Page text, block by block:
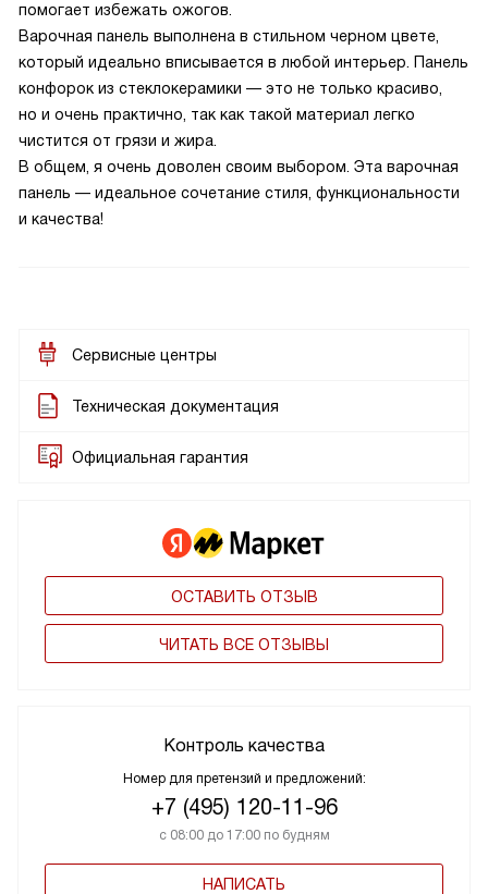
помогает избежать ожогов.
Варочная панель выполнена в стильном черном цвете,
который идеально вписывается в любой интерьер. Панель
конфорок из стеклокерамики — это не только красиво,
но и очень практично, так как такой материал легко
чистится от грязи и жира.
В общем, я очень доволен своим выбором. Эта варочная
панель — идеальное сочетание стиля, функциональности
и качества!
Сервисные центры
Техническая документация
Официальная гарантия
ОСТАВИТЬ ОТЗЫВ
ЧИТАТЬ ВСЕ ОТЗЫВЫ
Контроль качества
Номер для претензий и предложений:
+7 (495) 120-11-96
с 08:00 до 17:00 по будням
НАПИСАТЬ